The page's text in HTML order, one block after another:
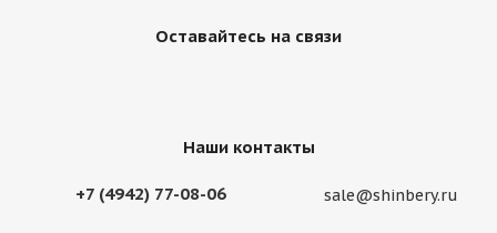
Оставайтесь на связи
Наши контакты
+7 (4942) 77-08-06 sale@shinbery.ru